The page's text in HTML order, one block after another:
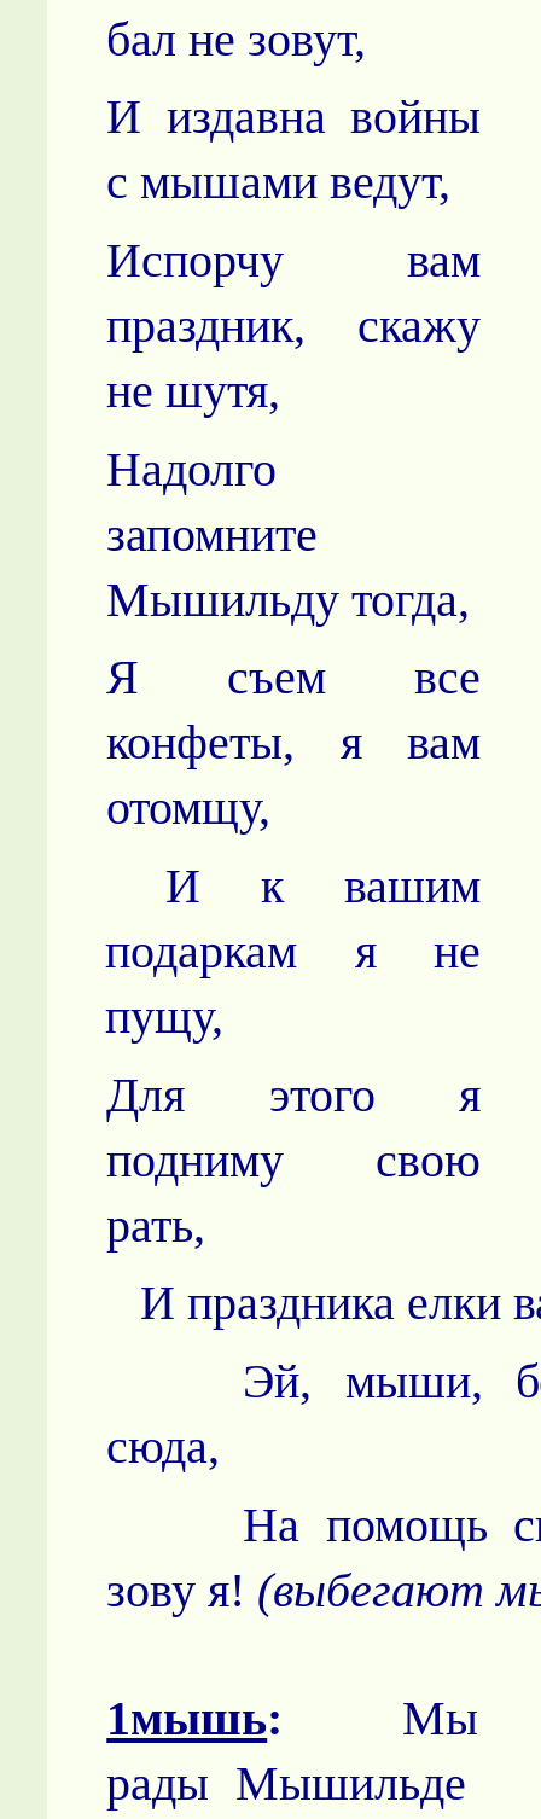
бал не зовут,
И издавна войны
с мышами ведут,
Испорчу вам
праздник, скажу
не шутя,
Надолго
запомните
Мышильду тогда,
Я съем все
конфеты, я вам
отомщу,
И к вашим
подаркам я не
пущу,
Для этого я
подниму свою
рать,
И праздника елки
Эй, мыши,
сюда,
На помощь
зову я! (выбегают
1мышь: Мы
рады Мышильде